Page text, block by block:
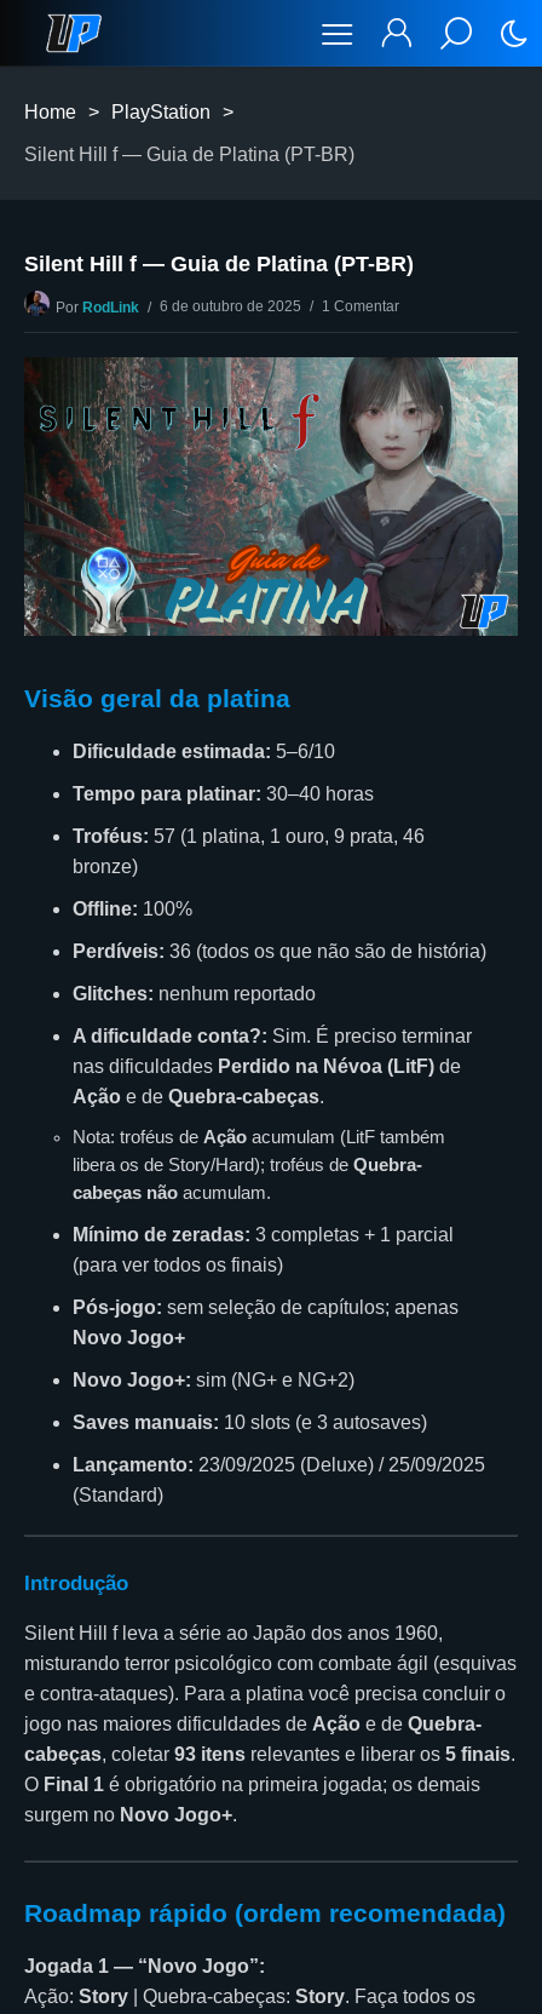
Home > PlayStation >
Silent Hill f — Guia de Platina (PT-BR)
Silent Hill f — Guia de Platina (PT-BR)
Por RodLink 6 de outubro de 2025 1 Comentar
Visão geral da platina
Dificuldade estimada: 5–6/10
Tempo para platinar: 30–40 horas
Troféus: 57 (1 platina, 1 ouro, 9 prata, 46
bronze)
Offline: 100%
Perdíveis: 36 (todos os que não são de história)
Glitches: nenhum reportado
A dificuldade conta?: Sim. É preciso terminar
nas dificuldades Perdido na Névoa (LitF) de
Ação e de Quebra-cabeças.
Nota: troféus de Ação acumulam (LitF também
libera os de Story/Hard); troféus de Quebra-
cabeças não acumulam.
Mínimo de zeradas: 3 completas + 1 parcial
(para ver todos os finais)
Pós-jogo: sem seleção de capítulos; apenas
Novo Jogo+
Novo Jogo+: sim (NG+ e NG+2)
Saves manuais: 10 slots (e 3 autosaves)
Lançamento: 23/09/2025 (Deluxe) / 25/09/2025
(Standard)
Introdução
Silent Hill f leva a série ao Japão dos anos 1960,
misturando terror psicológico com combate ágil (esquivas
e contra-ataques). Para a platina você precisa concluir o
jogo nas maiores dificuldades de Ação e de Quebra-
cabeças, coletar 93 itens relevantes e liberar os 5 finais.
O Final 1 é obrigatório na primeira jogada; os demais
surgem no Novo Jogo+.
Roadmap rápido (ordem recomendada)
Jogada 1 — “Novo Jogo”:
Ação: Story | Quebra-cabeças: Story. Faça todos os